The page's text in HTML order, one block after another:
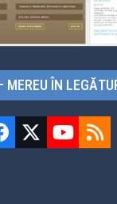
MEREU ÎN
Facebook
TwitterRSS